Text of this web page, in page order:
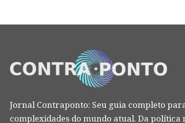
Jornal Contraponto: Seu guia completo
complexidades do mundo atual. Da